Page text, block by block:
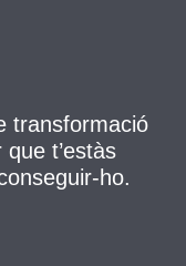
t’estàs
ho.